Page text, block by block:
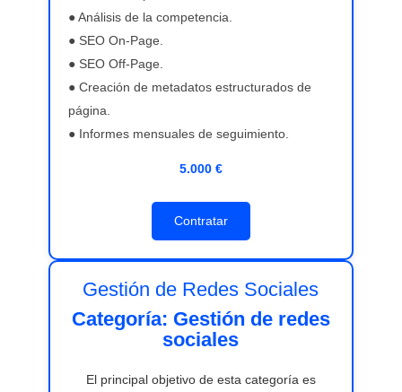
● Análisis de la competencia.
● SEO On-Page.
● SEO Off-Page.
● Creación de metadatos estructurados de
página.
● Informes mensuales de seguimiento.
5.000 €
Contratar
Gestión de Redes Sociales
Categoría: Gestión de redes
sociales
El principal objetivo de esta categoría es